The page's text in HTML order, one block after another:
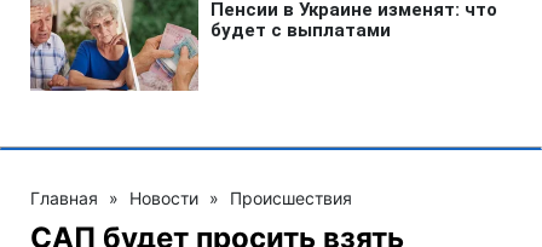
Главная » Новости » Происшествия
САП будет просить взять